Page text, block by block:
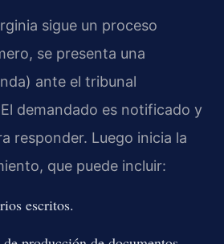
sigue un proceso
se presenta una
ante el tribunal
demandado es notificado y
responder. Luego inicia la
que puede incluir:
escritos.